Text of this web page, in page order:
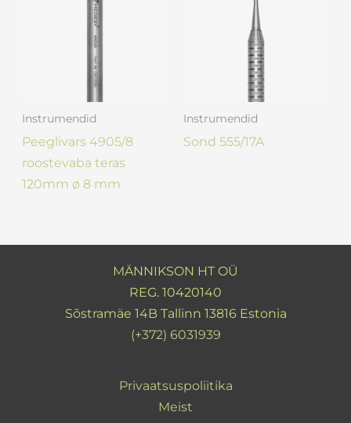
Instrumendid
Peeglivars 4905/8
roostevaba teras
120mm ø 8 mm
Instrumendid
Sond 555/17A
MÄNNIKSON HT OÜ
REG. 10420140
Sõstramäe 14B Tallinn 13816 Estonia
(+372) 6031939
Privaatsuspoliitika
Meist